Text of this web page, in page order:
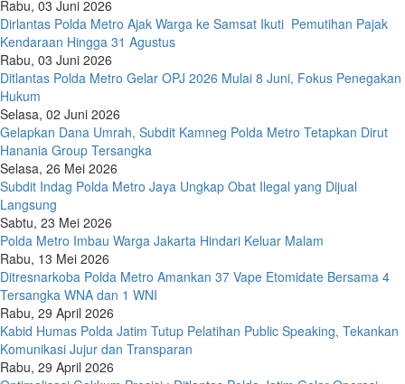
Rabu, 03 Juni 2026
Dirlantas Polda Metro Ajak Warga ke Samsat Ikuti Pemutihan Pajak
Kendaraan Hingga 31 Agustus
Rabu, 03 Juni 2026
Ditlantas Polda Metro Gelar OPJ 2026 Mulai 8 Juni, Fokus Penegakan
Hukum
Selasa, 02 Juni 2026
Gelapkan Dana Umrah, Subdit Kamneg Polda Metro Tetapkan Dirut
Hanania Group Tersangka
Selasa, 26 Mei 2026
Subdit Indag Polda Metro Jaya Ungkap Obat Ilegal yang Dijual
Langsung
Sabtu, 23 Mei 2026
Polda Metro Imbau Warga Jakarta Hindari Keluar Malam
Rabu, 13 Mei 2026
Ditresnarkoba Polda Metro Amankan 37 Vape Etomidate Bersama 4
Tersangka WNA dan 1 WNI
Rabu, 29 April 2026
Kabid Humas Polda Jatim Tutup Pelatihan Public Speaking, Tekankan
Komunikasi Jujur dan Transparan
Rabu, 29 April 2026